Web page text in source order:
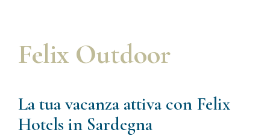
Felix Outdoor
La tua vacanza attiva con Felix
Hotels in Sardegna